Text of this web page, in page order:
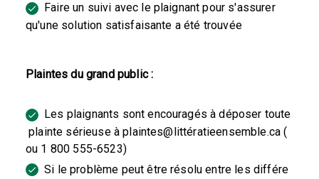
Faire un suivi avec le plaignant pour s'assurer
qu'une solution satisfaisante a été trouvée
Plaintes du grand public :
Les plaignants sont encouragés à déposer toute
plainte sérieuse à plaintes@littératieensemble.ca (
ou 1 800 555-6523)
Si le problème peut être résolu entre les différe